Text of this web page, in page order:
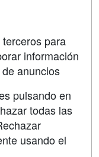
para
información
anuncios
pulsando en
todas las
usando el